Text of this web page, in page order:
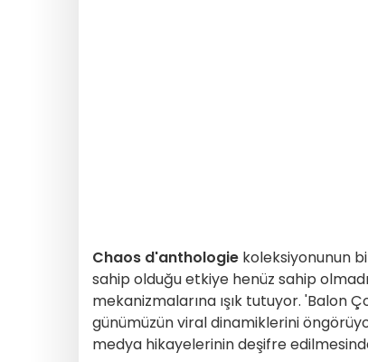
Chaos d'anthologie koleksiyonunun
sahip olduğu etkiye henüz sahip
mekanizmalarına ışık tutuyor. 'Balon
günümüzün viral dinamiklerini
medya hikayelerinin deşifre